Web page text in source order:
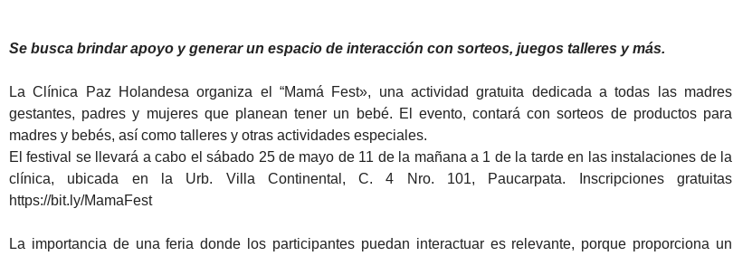
Se busca brindar apoyo y generar un espacio de interacción con sorteos, juegos talleres y más.
La Clínica Paz Holandesa organiza el “Mamá Fest», una actividad gratuita dedicada a todas las madres
gestantes, padres y mujeres que planean tener un bebé. El evento, contará con sorteos de productos para
madres y bebés, así como talleres y otras actividades especiales.
El festival se llevará a cabo el sábado 25 de mayo de 11 de la mañana a 1 de la tarde en las instalaciones de la
clínica, ubicada en la Urb. Villa Continental, C. 4 Nro. 101, Paucarpata. Inscripciones gratuitas
https://bit.ly/MamaFest
La importancia de una feria donde los participantes puedan interactuar es relevante, porque proporciona un